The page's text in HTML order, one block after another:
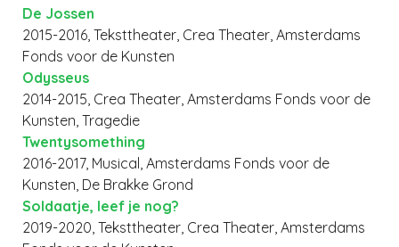
De Jossen
2015-2016, Teksttheater, Crea Theater, Amsterdams
Fonds voor de Kunsten
Odysseus
2014-2015, Crea Theater, Amsterdams Fonds voor de
Kunsten, Tragedie
Twentysomething
2016-2017, Musical, Amsterdams Fonds voor de
Kunsten, De Brakke Grond
Soldaatje, leef je nog?
2019-2020, Teksttheater, Crea Theater, Amsterdams